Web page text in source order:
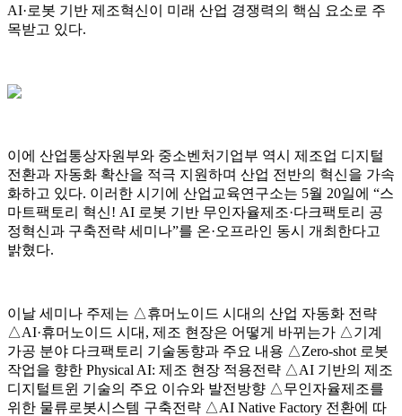
AI·로봇 기반 제조혁신이 미래 산업 경쟁력의 핵심 요소로 주
목받고 있다.
이에 산업통상자원부와 중소벤처기업부 역시 제조업 디지털
전환과 자동화 확산을 적극 지원하며 산업 전반의 혁신을 가속
화하고 있다. 이러한 시기에 산업교육연구소는 5월 20일에 “스
마트팩토리 혁신! AI 로봇 기반 무인자율제조·다크팩토리 공
정혁신과 구축전략 세미나”를 온·오프라인 동시 개최한다고
밝혔다.
이날 세미나 주제는 △휴머노이드 시대의 산업 자동화 전략
△AI·휴머노이드 시대, 제조 현장은 어떻게 바뀌는가 △기계
가공 분야 다크팩토리 기술동향과 주요 내용 △Zero-shot 로봇
작업을 향한 Physical AI: 제조 현장 적용전략 △AI 기반의 제조
디지털트윈 기술의 주요 이슈와 발전방향 △무인자율제조를
위한 물류로봇시스템 구축전략 △AI Native Factory 전환에 따